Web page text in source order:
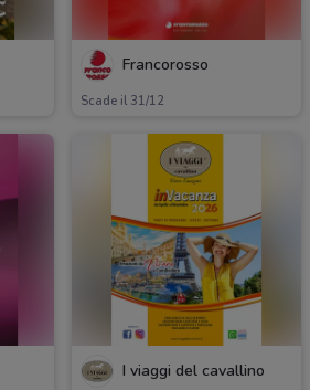
Francorosso
Scade il 31/12
I viaggi del cavallino